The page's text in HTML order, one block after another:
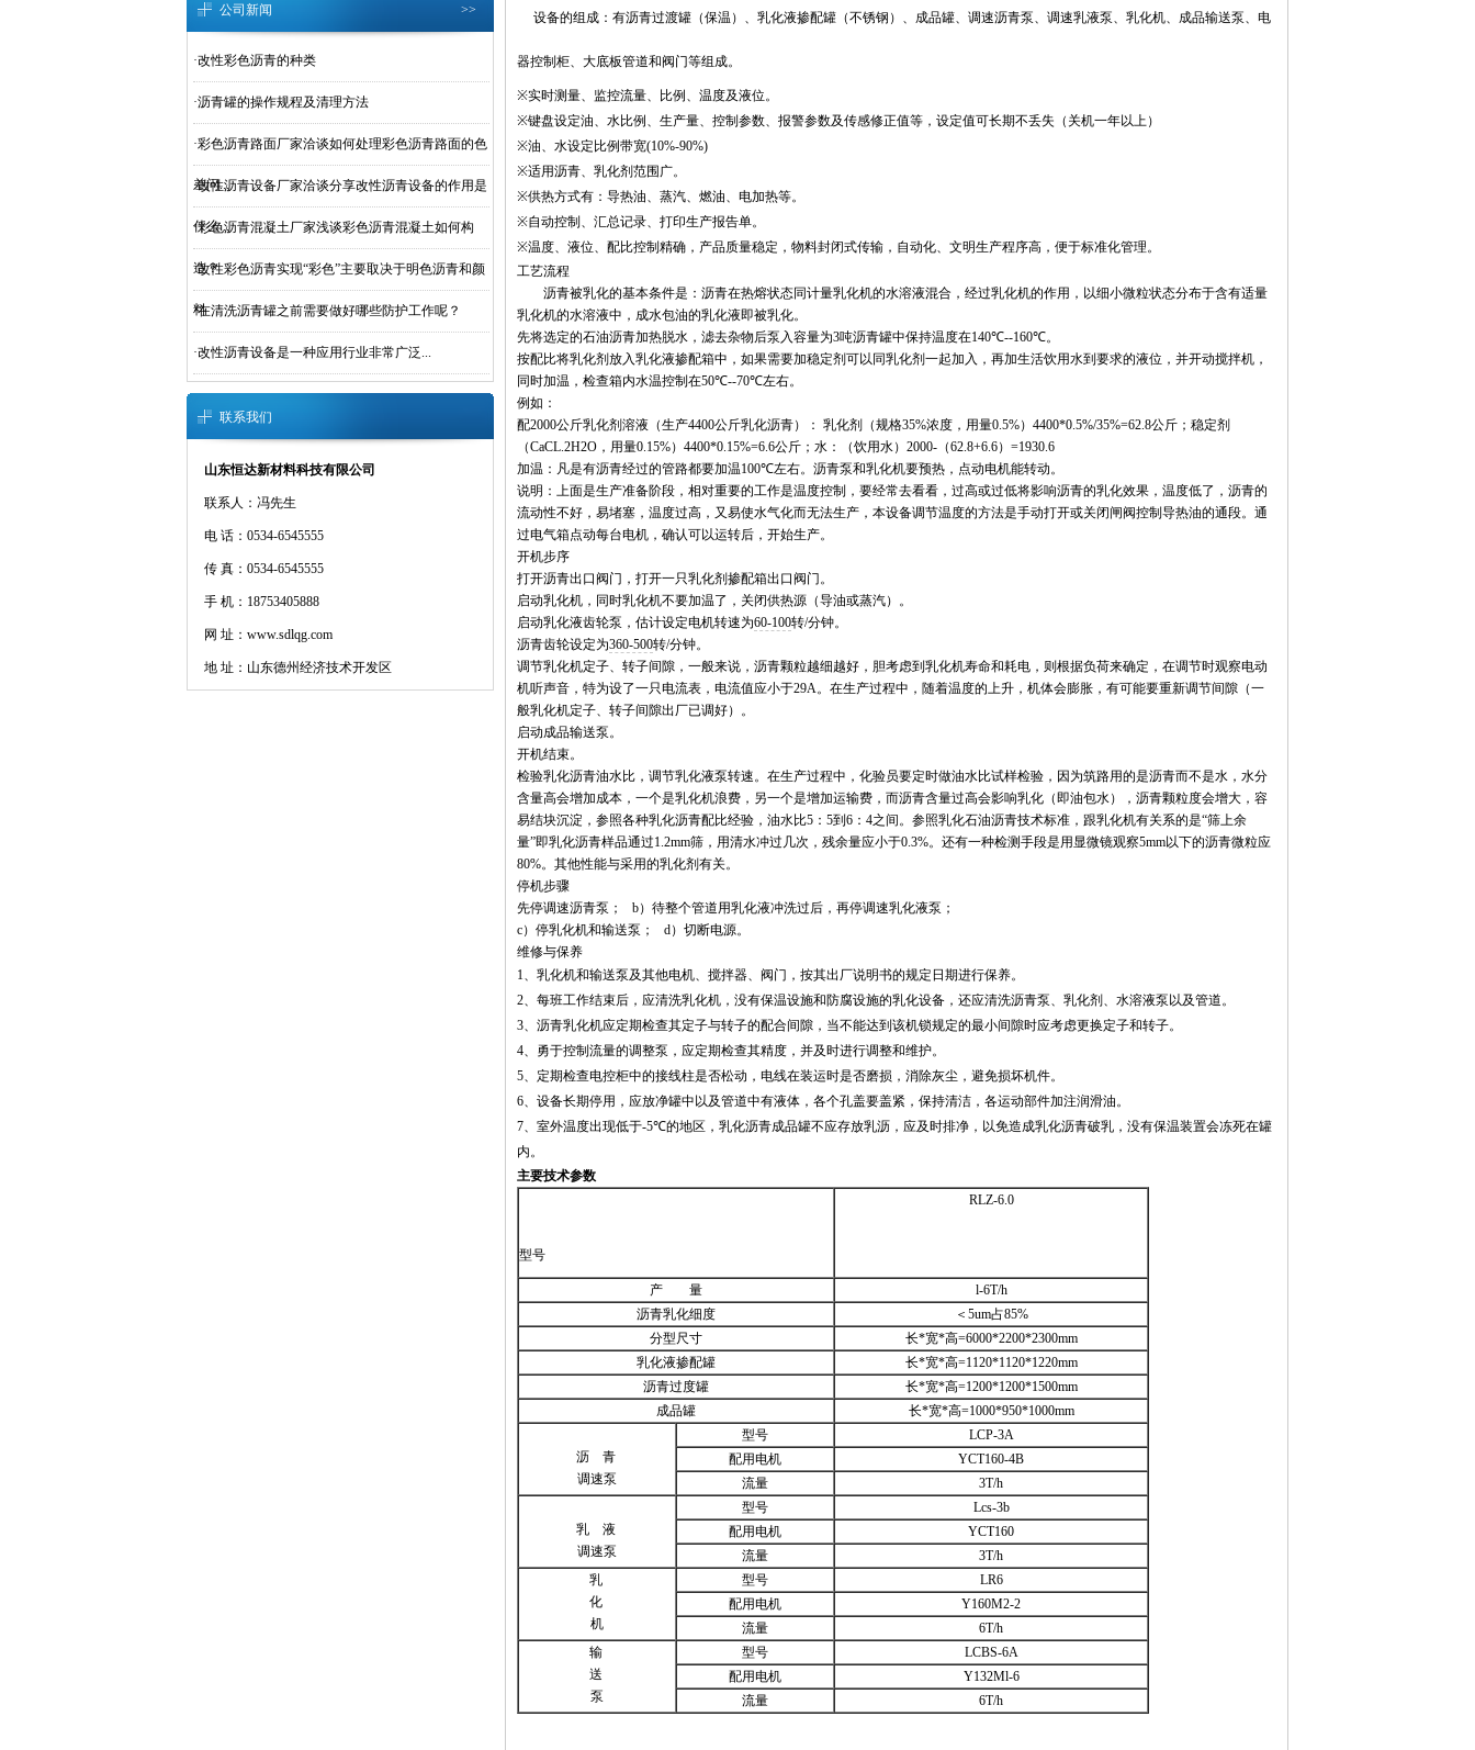
公司新闻 >>
·改性彩色沥青的种类
·沥青罐的操作规程及清理方法
·彩色沥青路面厂家洽谈如何处理彩色沥青路面的色
差问...
·改性沥青设备厂家洽谈分享改性沥青设备的作用是
什么...
·彩色沥青混凝土厂家浅谈彩色沥青混凝土如何构
造？
·改性彩色沥青实现“彩色”主要取决于明色沥青和颜
料
·在清洗沥青罐之前需要做好哪些防护工作呢？
·改性沥青设备​是一种应用行业非常广泛...
联系我们
山东恒达新材料科技有限公司
联系人：冯先生
电 话：0534-6545555
传 真：0534-6545555
手 机：18753405888
网 址：www.sdlqg.com
地 址：山东德州经济技术开发区
设备的组成：有沥青过渡罐（保温）、乳化液掺配罐（不锈钢）、成品罐、调速沥青泵、调速乳液泵、乳化机、成品输送泵、电
器控制柜、大底板管道和阀门等组成。
※实时测量、监控流量、比例、温度及液位。
※键盘设定油、水比例、生产量、控制参数、报警参数及传感修正值等，设定值可长期不丢失（关机一年以上）
※油、水设定比例带宽(10%-90%)
※适用沥青、乳化剂范围广。
※供热方式有：导热油、蒸汽、燃油、电加热等。
※自动控制、汇总记录、打印生产报告单。
※温度、液位、配比控制精确，产品质量稳定，物料封闭式传输，自动化、文明生产程序高，便于标准化管理。
工艺流程
沥青被乳化的基本条件是：沥青在热熔状态同计量乳化机的水溶液混合，经过乳化机的作用，以细小微粒状态分布于含有适量
乳化机的水溶液中，成水包油的乳化液即被乳化。
先将选定的石油沥青加热脱水，滤去杂物后泵入容量为3吨沥青罐中保持温度在140℃--160℃。
按配比将乳化剂放入乳化液掺配箱中，如果需要加稳定剂可以同乳化剂一起加入，再加生活饮用水到要求的液位，并开动搅拌机，
同时加温，检查箱内水温控制在50℃--70℃左右。
例如：
配2000公斤乳化剂溶液（生产4400公斤乳化沥青）： 乳化剂（规格35%浓度，用量0.5%） 4400*0.5%/35%=62.8公斤；稳定剂
（CaCL.2H2O ，用量0.15%） 4400*0.15%=6.6公斤；水：（饮用水） 2000- （62.8+6.6） =1930.6
加温：凡是有沥青经过的管路都要加温100℃左右。沥青泵和乳化机要预热，点动电机能转动。
说明：上面是生产准备阶段，相对重要的工作是温度控制，要经常去看看，过高或过低将影响沥青的乳化效果，温度低了，沥青的
流动性不好，易堵塞，温度过高，又易使水气化而无法生产，本设备调节温度的方法是手动打开或关闭闸阀控制导热油的通段。通
过电气箱点动每台电机，确认可以运转后，开始生产。
开机步序
打开沥青出口阀门，打开一只乳化剂掺配箱出口阀门。
启动乳化机，同时乳化机不要加温了，关闭供热源（导油或蒸汽）。
启动乳化液齿轮泵，估计设定电机转速为60-100转/分钟。
沥青齿轮设定为360-500转/分钟。
调节乳化机定子、转子间隙，一般来说，沥青颗粒越细越好，胆考虑到乳化机寿命和耗电，则根据负荷来确定，在调节时观察电动
机听声音，特为设了一只电流表，电流值应小于29A。在生产过程中，随着温度的上升，机体会膨胀，有可能要重新调节间隙（一
般乳化机定子、转子间隙出厂已调好）。
启动成品输送泵。
开机结束。
检验乳化沥青油水比，调节乳化液泵转速。在生产过程中，化验员要定时做油水比试样检验，因为筑路用的是沥青而不是水，水分
含量高会增加成本，一个是乳化机浪费，另一个是增加运输费，而沥青含量过高会影响乳化（即油包水），沥青颗粒度会增大，容
易结块沉淀，参照各种乳化沥青配比经验，油水比5 ： 5到 6 ： 4之间。参照乳化石油沥青技术标准，跟乳化机有关系的是“筛上余
量”即乳化沥青样品通过1.2mm筛，用清水冲过几次，残余量应小于0.3%。还有一种检测手段是用显微镜观察5mm以下的沥青微粒应
80%。其他性能与采用的乳化剂有关。
停机步骤
先停调速沥青泵；
b）待整个管道用乳化液冲洗过后，再停调速乳化液泵；
c）停乳化机和输送泵； d）切断电源。
维修与保养
1、乳化机和输送泵及其他电机、搅拌器、阀门，按其出厂说明书的规定日期进行保养。
2、每班工作结束后，应清洗乳化机，没有保温设施和防腐设施的乳化设备，还应清洗沥青泵、乳化剂、水溶液泵以及管道。
3、沥青乳化机应定期检查其定子与转子的配合间隙，当不能达到该机锁规定的最小间隙时应考虑更换定子和转子。
4、勇于控制流量的调整泵，应定期检查其精度，并及时进行调整和维护。
5、定期检查电控柜中的接线柱是否松动，电线在装运时是否磨损，消除灰尘，避免损坏机件。
6、设备长期停用，应放净罐中以及管道中有液体，各个孔盖要盖紧，保持清洁，各运动部件加注润滑油。
7、室外温度出现低于-5℃的地区，乳化沥青成品罐不应存放乳沥，应及时排净，以免造成乳化沥青破乳，没有保温装置会冻死在罐
内。
主要技术参数
型号
RLZ-6.0
产 量
l-6T/h
沥青乳化细度
＜5um占85%
分型尺寸
长*宽*高=6000*2200*2300mm
乳化液掺配罐
长*宽*高=1120*1120*1220mm
沥青过度罐
长*宽*高=1200*1200*1500mm
成品罐
长*宽*高=1000*950*1000mm
沥 青
调速泵
型号
LCP-3A
配用电机
YCT160-4B
流量
3T/h
乳 液
调速泵
型号
Lcs-3b
配用电机
YCT160
流量
3T/h
乳
化
机
型号
LR6
配用电机
Y160M2-2
流量
6T/h
输
送
泵
型号
LCBS-6A
配用电机
Y132Ml-6
流量
6T/h